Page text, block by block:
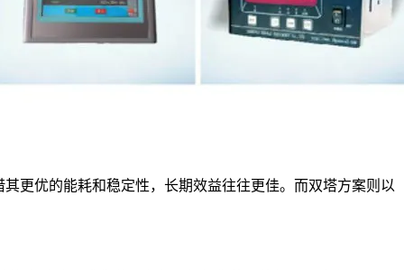
更优的能耗和稳定性，长期效益往往更佳。而双塔方案则以